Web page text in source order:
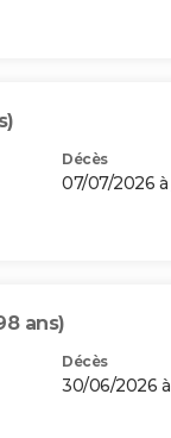
Décès
07/07/2026 à
ans)
Décès
30/06/2026 à